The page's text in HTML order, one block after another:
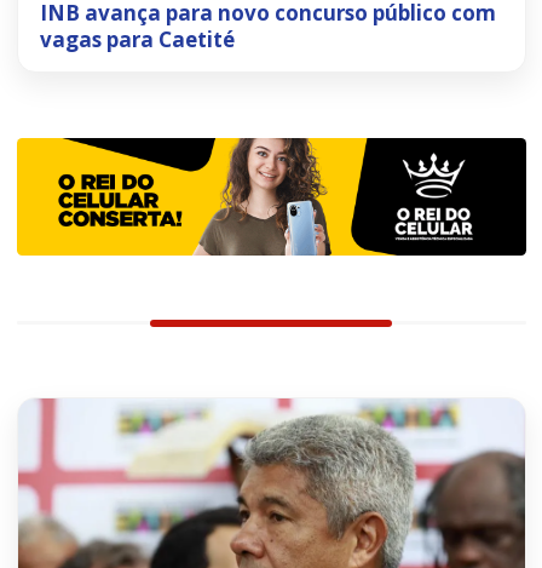
INB avança para novo concurso público com
vagas para Caetité